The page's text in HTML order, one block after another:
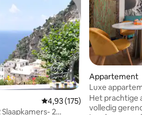
uit 5, 302 recensies
Gemiddelde beoordeling
4,93 (175)
2
Appartement
Luxe
het hart van
Het prachtige
volledig